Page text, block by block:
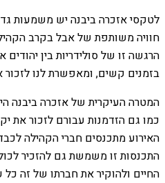
לטקסי אזכרה ביבנה יש משמעות
חוויה משותפת של אבל בקרב
הרגשה זו של סולידריות בין
בזמנים קשים, ומאפשרת לנו לזכור
המטרה העיקרית של אזכרה ביבנה
כמו גם הזדמנות עבורם לזכור את
האירוע מתכנסים חברי הקהילה
התכנסות זו משמשת גם להזכיר
החיים ולהוקיר את חברתו של זה כל